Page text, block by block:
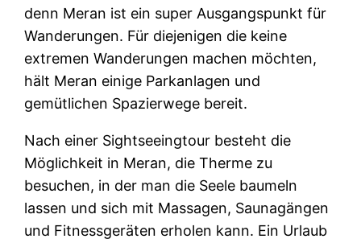
denn Meran ist ein super Ausgangspunkt für
Wanderungen. Für diejenigen die keine
extremen Wanderungen machen möchten,
hält Meran einige Parkanlagen und
gemütlichen Spazierwege bereit.
Nach einer Sightseeingtour besteht die
Möglichkeit in Meran, die Therme zu
besuchen, in der man die Seele baumeln
lassen und sich mit Massagen, Saunagängen
und Fitnessgeräten erholen kann. Ein Urlaub